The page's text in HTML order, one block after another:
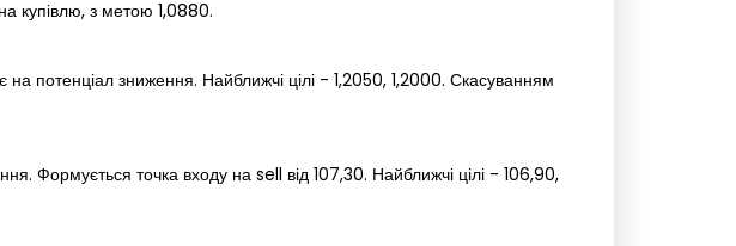
купівлю, з метою 1,0880.
потенціал зниження. Найближчі цілі - 1,2050, 1,2000. Скасуванням
Формується точка входу на sell від 107,30. Найближчі цілі - 106,90,